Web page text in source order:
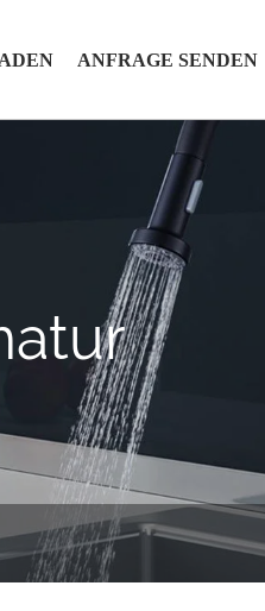
ANFRAGE SENDEN